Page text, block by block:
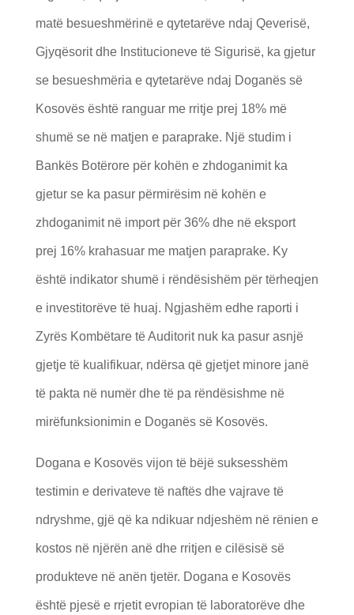
matë besueshmërinë e qytetarëve ndaj Qeverisë,
Gjyqësorit dhe Institucioneve të Sigurisë, ka gjetur
se besueshmëria e qytetarëve ndaj Doganës së
Kosovës është ranguar me rritje prej 18% më
shumë se në matjen e paraprake. Një studim i
Bankës Botërore për kohën e zhdoganimit ka
gjetur se ka pasur përmirësim në kohën e
zhdoganimit në import për 36% dhe në eksport
prej 16% krahasuar me matjen paraprake. Ky
është indikator shumë i rëndësishëm për tërheqjen
e investitorëve të huaj. Ngjashëm edhe raporti i
Zyrës Kombëtare të Auditorit nuk ka pasur asnjë
gjetje të kualifikuar, ndërsa që gjetjet minore janë
të pakta në numër dhe të pa rëndësishme në
mirëfunksionimin e Doganës së Kosovës.
Dogana e Kosovës vijon të bëjë suksesshëm
testimin e derivateve të naftës dhe vajrave të
ndryshme, gjë që ka ndikuar ndjeshëm në rënien e
kostos në njërën anë dhe rritjen e cilësisë së
produkteve në anën tjetër. Dogana e Kosovës
është pjesë e rrjetit evropian të laboratorëve dhe